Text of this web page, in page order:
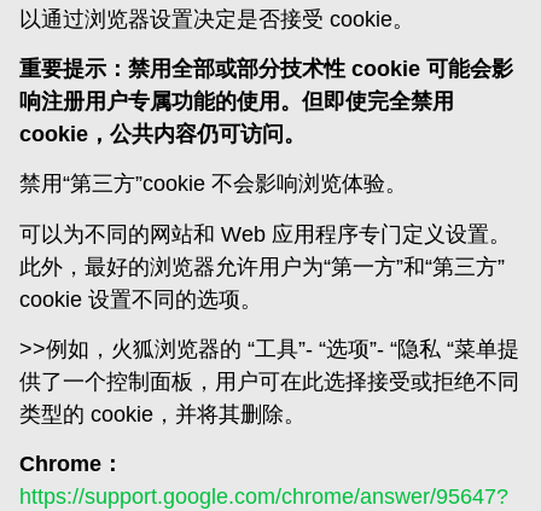
以通过浏览器设置决定是否接受 cookie。
重要提示：禁用全部或部分技术性 cookie 可能会影
响注册用户专属功能的使用。但即使完全禁用
cookie，公共内容仍可访问。
禁用“第三方”cookie 不会影响浏览体验。
可以为不同的网站和 Web 应用程序专门定义设置。
此外，最好的浏览器允许用户为“第一方”和“第三方”
cookie 设置不同的选项。
>>例如，火狐浏览器的 “工具”- “选项”- “隐私 “菜单提
供了一个控制面板，用户可在此选择接受或拒绝不同
类型的 cookie，并将其删除。
Chrome：
https://support.google.com/chrome/answer/95647?